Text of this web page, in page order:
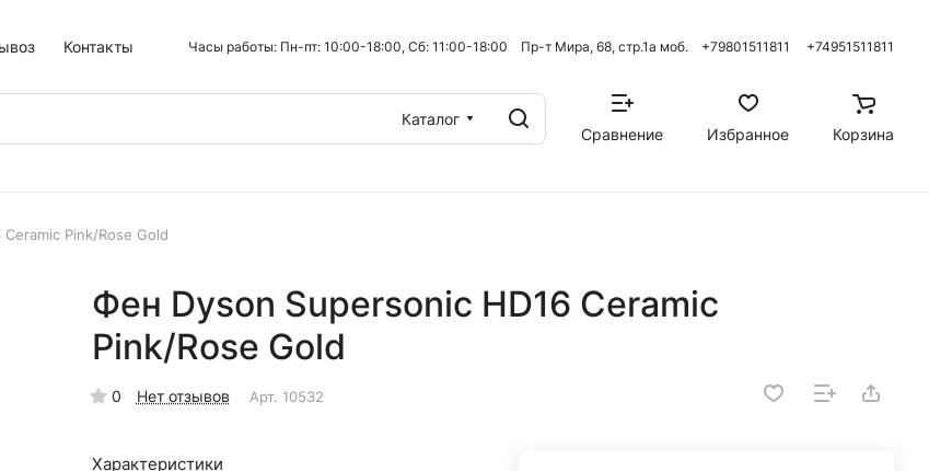
Контакты Часы работы: Пн-пт: 10:00-18:00, Сб: 11:00-18:00 Пр-т Мира, 68, стр.1а моб. +79801511811 +74951511811
Каталог
Сравнение
Избранное Корзина
Pink/Rose Gold
Фен Dyson Supersonic HD16 Ceramic
Pink/Rose Gold
0 Нет отзывов Арт. 10532
Характеристики